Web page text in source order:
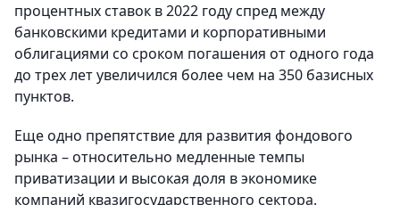
процентных ставок в 2022 году спред между
банковскими кредитами и корпоративными
облигациями со сроком погашения от одного года
до трех лет увеличился более чем на 350 базисных
пунктов.
Еще одно препятствие для развития фондового
рынка – относительно медленные темпы
приватизации и высокая доля в экономике
компаний квазигосударственного сектора.